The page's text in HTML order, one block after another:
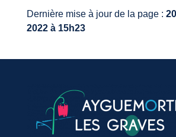
Dernière mise à jour de la page :
2022 à 15h23